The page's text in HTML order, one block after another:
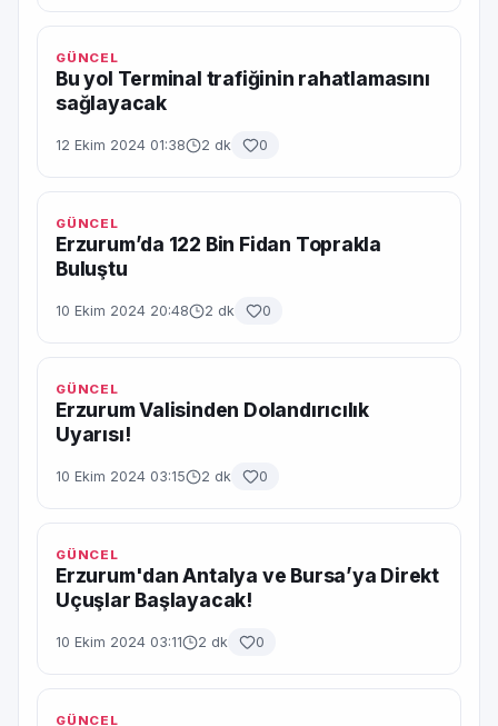
GÜNCEL
Bu yol Terminal trafiğinin rahatlamasını
sağlayacak
12 Ekim 2024 01:38 2 dk 0
GÜNCEL
Erzurum’da 122 Bin Fidan Toprakla
Buluştu
10 Ekim 2024 20:48 2 dk 0
GÜNCEL
Erzurum Valisinden Dolandırıcılık
Uyarısı!
10 Ekim 2024 03:15 2 dk 0
GÜNCEL
Erzurum'dan Antalya ve Bursa’ya Direkt
Uçuşlar Başlayacak!
10 Ekim 2024 03:11 2 dk 0
GÜNCEL